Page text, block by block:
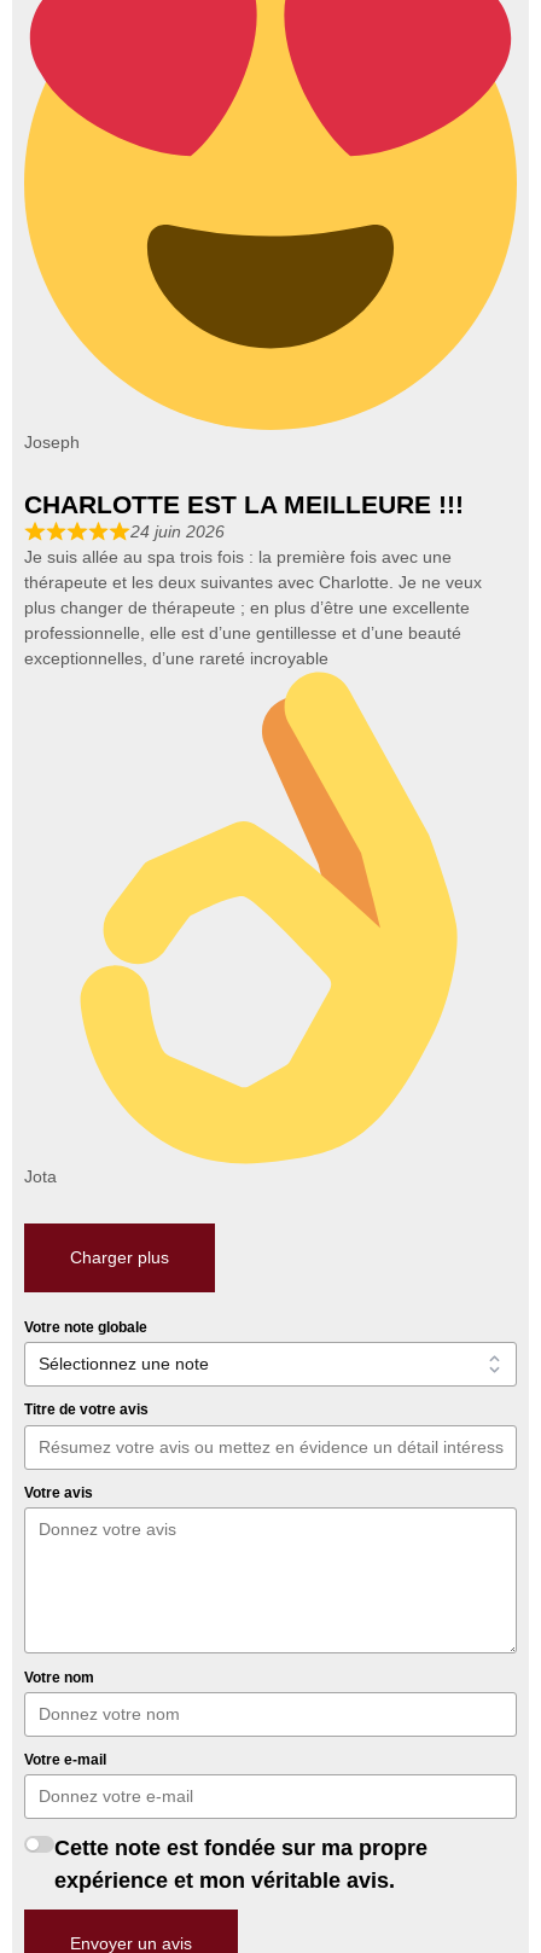
Joseph
CHARLOTTE EST LA MEILLEURE !!!
24 juin 2026
Je suis allée au spa trois fois : la première fois avec une
thérapeute et les deux suivantes avec Charlotte. Je ne veux
plus changer de thérapeute ; en plus d’être une excellente
professionnelle, elle est d’une gentillesse et d’une beauté
exceptionnelles, d’une rareté incroyable
Jota
Charger plus
Votre note globale
Titre de votre avis
Votre avis
Votre nom
Votre e-mail
Cette note est fondée sur ma propre
expérience et mon véritable avis.
Envoyer un avis